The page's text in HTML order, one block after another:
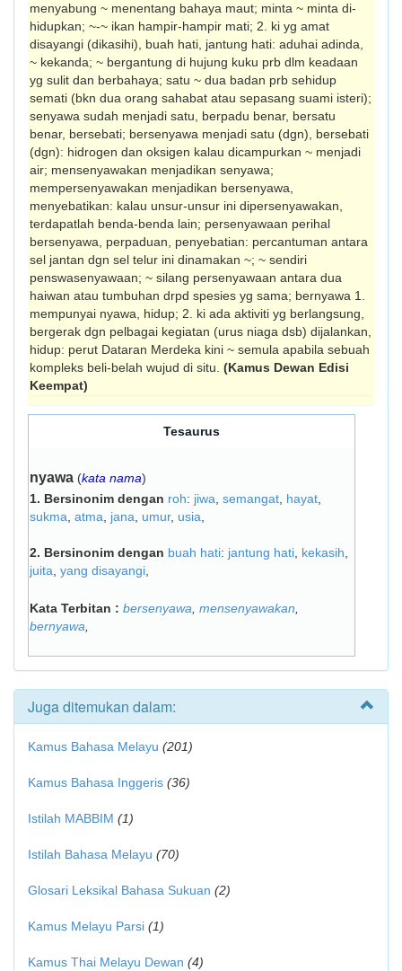
menyabung ~ me­nentang bahaya maut; minta ~ minta di­
hidupkan; ~-~ ikan hampir-hampir mati; 2. ki yg amat
disayangi (dikasihi), buah hati, jantung hati: aduhai adinda,
~ kekanda; ~ bergantung di hujung kuku prb dlm keadaan
yg sulit dan berbahaya; satu ~ dua badan prb sehidup
semati (bkn dua orang sahabat atau sepasang suami isteri);
senyawa sudah menjadi satu, berpadu benar, bersatu
benar, bersebati; bersenyawa menjadi satu (dgn), bersebati
(dgn): hidrogen dan oksigen kalau di­campurkan ~ menjadi
air; mensenyawakan menjadikan senyawa;
mempersenyawakan menjadikan ber­se­nyawa,
menyebatikan: kalau unsur-unsur ini dipersenyawakan,
terdapatlah benda-benda lain; persenyawaan perihal
bersenyawa, per­paduan, penyebatian: percantuman antara
sel jantan dgn sel telur ini dinamakan ~; ~ sendiri
penswasenyawaan; ~ silang per­senyawaan antara dua
haiwan atau tumbuhan drpd spesies yg sama; bernyawa 1.
mempunyai nyawa, hidup; 2. ki ada aktiviti yg berlangsung,
bergerak dgn pelbagai kegiatan (urus niaga dsb) dijalankan,
hidup: perut Dataran Merdeka kini ~ semula apabila sebuah
kompleks beli-belah wujud di situ. (Kamus Dewan Edisi
Keempat)
Tesaurus
nyawa (kata nama)
1. Bersinonim dengan roh: jiwa semangat hayat
sukma atma jana umur, usia
2. Bersinonim dengan buah hati: jantung hati kekasih
juita yang disayangi
Kata Terbitan : bersenyawa mensenyawakan
bernyawa
Juga ditemukan dalam:
Kamus Bahasa Melayu (201)
Kamus Bahasa Inggeris (36)
Istilah MABBIM (1)
Istilah Bahasa Melayu (70)
Glosari Leksikal Bahasa Sukuan (2)
Kamus Melayu Parsi (1)
Kamus Thai Melayu Dewan (4)